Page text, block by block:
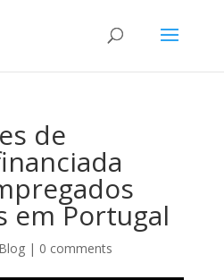
de
em Portugal
Blog| 0 comments